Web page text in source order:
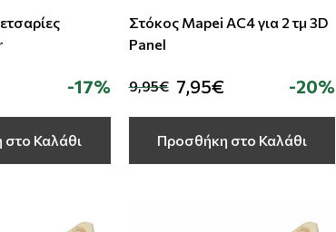
-17%
Καλάθι
Στόκος Mapei AC4 για 2 τμ 3D
Panel
9,95€ 7,95€ -20%
Προσθήκη στο Καλάθι